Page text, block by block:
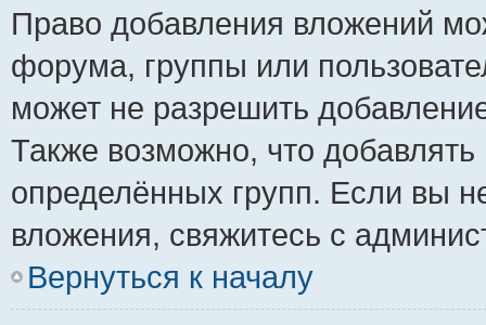
Право добавления вложений
форума, группы или
может не разрешить
Также возможно, что
определённых групп. Если вы
вложения, свяжитесь с
Вернуться к началу